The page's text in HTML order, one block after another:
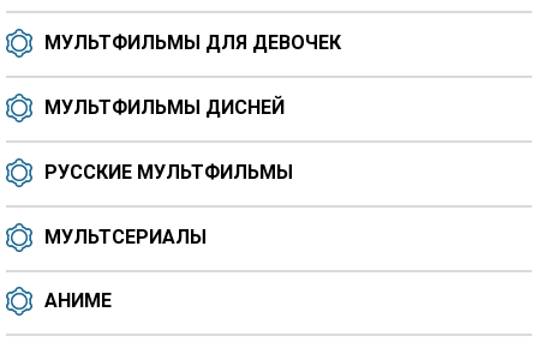
МУЛЬТФИЛЬМЫ ДЛЯ ДЕВОЧЕК
МУЛЬТФИЛЬМЫ ДИСНЕЙ
РУССКИЕ МУЛЬТФИЛЬМЫ
МУЛЬТСЕРИАЛЫ
АНИМЕ